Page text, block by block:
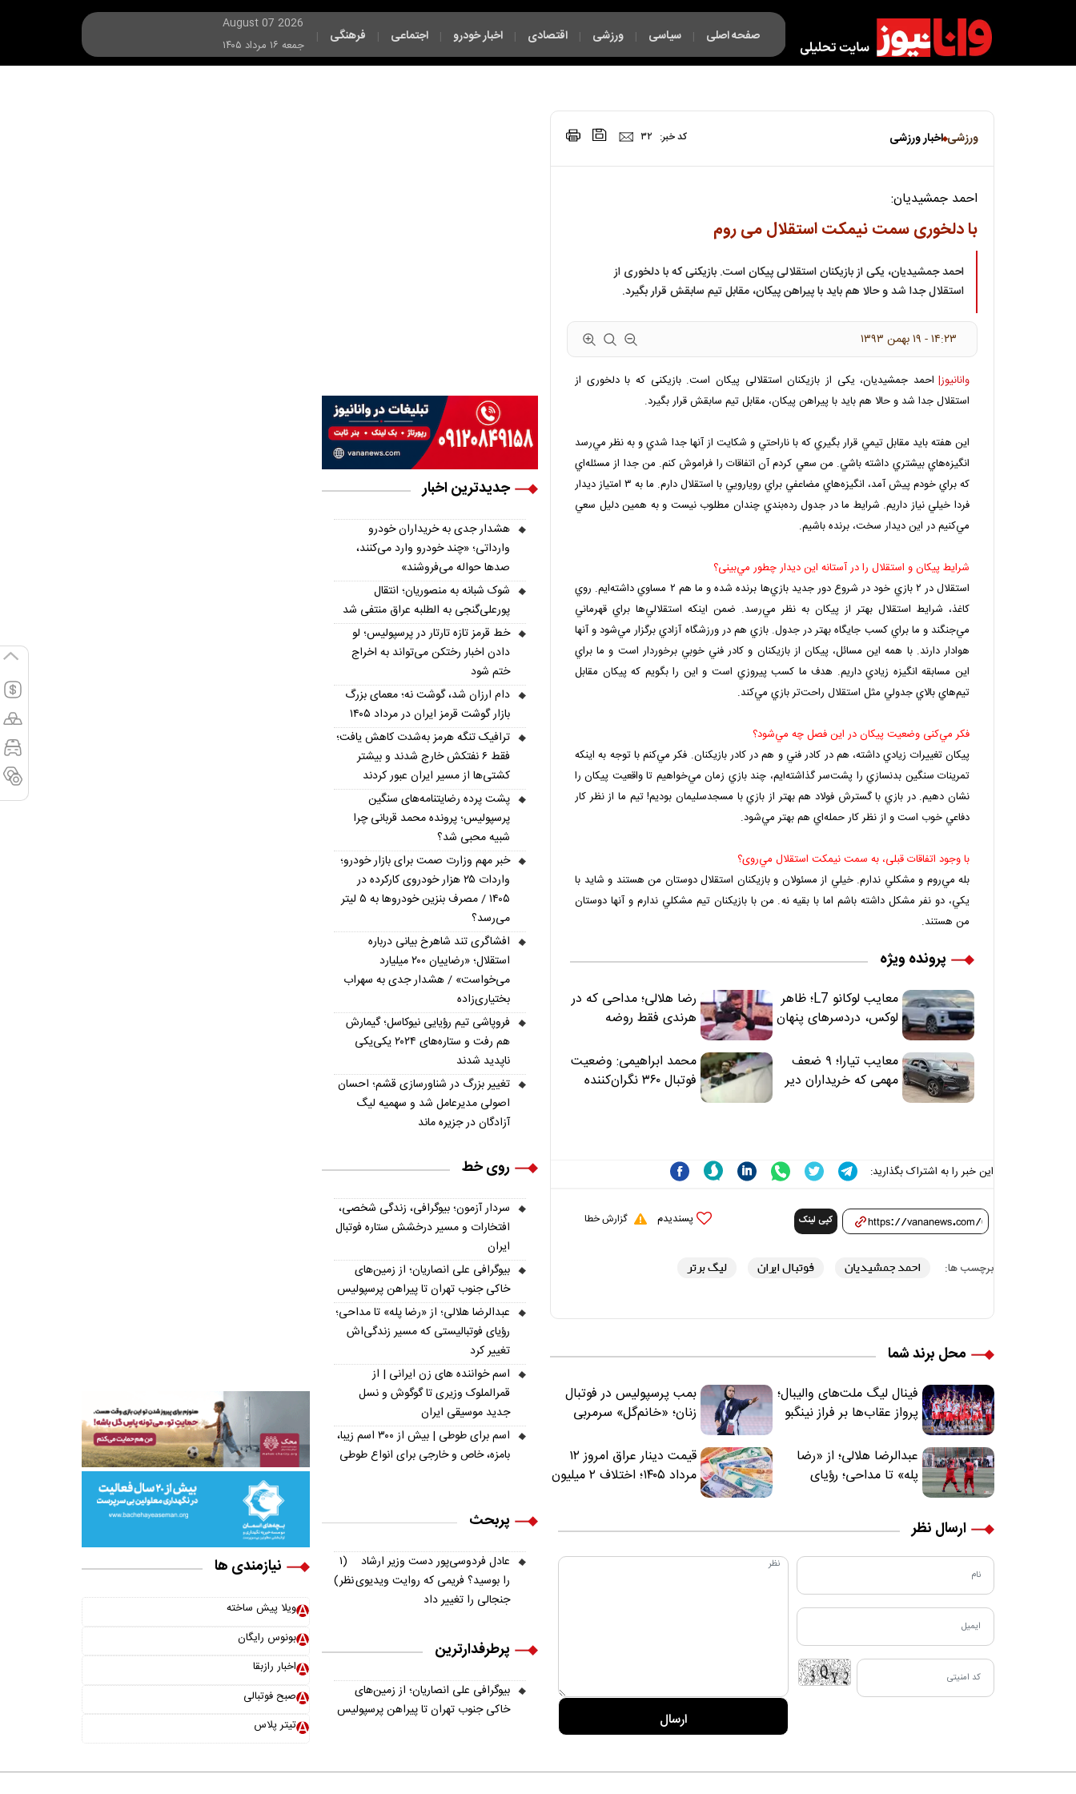
صفحه اصلی | سیاسی | ورزشی | اقتصادی | اخبار خودرو | اجتماعی | فرهنگی |
فکت لایف |
August 07 2026
جمعه ۱۶ مرداد ۱۴۰۵
ورزشی اخبار ورزشی کد خبر: ۳۲
احمد جمشیدیان:
با دلخوری سمت نیمکت استقلال می روم
احمد جمشیدیان، یکی از بازیکنان استقلالی پیکان است. بازیکنی که با دلخوری از
استقلال جدا شد و حالا هم باید با پیراهن پیکان، مقابل تیم سابقش قرار بگیرد.
۱۴:۲۳ - ۱۹ بهمن ۱۳۹۳
وانانیوز| احمد جمشیدیان، یکی از بازیکنان استقلالی پیکان است. بازیکنی که با دلخوری از
استقلال جدا شد و حالا هم باید با پیراهن پیکان، مقابل تیم سابقش قرار بگیرد.
اين هفته بايد مقابل تيمي قرار بگيري كه با ناراحتي و شكايت از آنها جدا شدي و به نظر مي‌رسد
انگيزه‌هاي بيشتري داشته باشي. من سعي كردم آن اتفاقات را فراموش كنم. من جدا از مسئله‌اي
كه براي خودم پيش آمد، انگيزه‌هاي مضاعفي براي رويارويي با استقلال دارم. ما به ۳ امتياز ديدار
فردا خيلي نياز داريم. شرايط ما در جدول رده‌بندي چندان مطلوب نيست و به همين دليل سعي
مي‌كنيم در اين ديدار سخت، برنده باشيم.
شرايط پيكان و استقلال را در آستانه اين ديدار چطور مي‌بينی؟
استقلال در ۲ بازي خود در شروع دور جديد بازي‌ها برنده شده و ما هم ۲ مساوي داشته‌ايم. روي
كاغذ، شرايط استقلال بهتر از پيكان به نظر مي‌رسد. ضمن اينكه استقلالي‌ها براي قهرماني
مي‌جنگند و ما براي كسب جايگاه بهتر در جدول. بازي هم در ورزشگاه آزادي برگزار مي‌شود و آنها
هوادار دارند. با همه اين مسائل، پيكان از بازيكنان و كادر فني خوبي برخوردار است و ما براي
اين مسابقه انگيزه‌ زيادي داريم. هدف ما كسب پيروزي است و اين را بگويم كه پيكان مقابل
تيم‌هاي بالاي جدولي مثل استقلال راحت‌تر بازي مي‌كند.
فكر مي‌كنی وضعيت پيكان در اين فصل چه مي‌شود؟
پيكان تغييرات زيادي داشته، هم در كادر فني و هم در كادر بازيكنان. فكر مي‌كنم با توجه به اينكه
تمرينات سنگين بدنسازي را پشت‌سر گذاشته‌ايم، چند بازي زمان مي‌خواهيم تا واقعيت پيكان را
نشان دهيم. در بازي با گسترش فولاد هم بهتر از بازي با مسجدسليمان بوديم! تيم ما از نظر كار
دفاعي خوب است و از نظر كار حمله‌اي هم بهتر مي‌شود.
با وجود اتفاقات قبلی،‌ به سمت نيمكت استقلال مي‌روی؟
بله مي‌‌روم و مشكلي ندارم. خيلي از مسئولان و بازيكنان استقلال دوستان من هستند و شايد با
يكي، دو نفر مشكل داشته باشم اما با بقيه نه. من با بازيكنان تيم مشكلي ندارم و آنها دوستان
من هستند.
پرونده ویژه
معایب لوکانو L7؛ ظاهر
لوکس، دردسرهای پنهان
رضا هلالی؛ مداحی که در
هرندی فقط روضه
«تکیه‌گاه آقا مرتضی
علی(ع)» را جدی‌تر
معایب تیارا؛ ۹ ضعف
مهمی که خریداران دیر
محمد ابراهیمی: وضعیت
فوتبال ۳۶۰ نگران‌کننده
این خبر را به اشتراک بگذارید:
کپی لینک پسندیدم گزارش خطا
برچسب ها: احمد جمشیدیان فوتبال ایران لیگ برتر
محل برند شما
فینال لیگ ملت‌های والیبال؛
پرواز عقاب‌ها بر فراز نینگبو
بمب پرسپولیس در فوتبال
زنان؛ «خانم‌گل» سرمربی
عبدالرضا هلالی؛ از «رضا
پله» تا مداحی؛ رؤیای
قیمت دینار عراق امروز ۱۲
مرداد ۱۴۰۵؛ اختلاف ۲ میلیون
ارسال نظر
جدیدترین اخبار
هشدار جدی به خریداران خودرو
وارداتی؛ «چند خودرو وارد می‌کنند،
صدها حواله می‌فروشند»
شوک شبانه به منصوریان؛ انتقال
پورعلی‌گنجی به الطلبه عراق منتفی شد
خط قرمز تازه تارتار در پرسپولیس؛ لو
دادن اخبار رختکن می‌تواند به اخراج
ختم شود
دام ارزان شد، گوشت نه؛ معمای بزرگ
بازار گوشت قرمز ایران در مرداد ۱۴۰۵
ترافیک تنگه هرمز به‌شدت کاهش یافت؛
فقط ۶ نفتکش خارج شدند و بیشتر
کشتی‌ها از مسیر ایران عبور کردند
پشت پرده رضایتنامه‌های سنگین
پرسپولیس؛ پرونده محمد قربانی چرا
شبیه محبی شد؟
خبر مهم وزارت صمت برای بازار خودرو؛
واردات ۲۵ هزار خودروی کارکرده در
۱۴۰۵ / مصرف بنزین خودروها به ۵ لیتر
می‌رسد؟
افشاگری تند شاهرخ بیانی درباره
استقلال؛ «رضاییان ۲۰۰ میلیارد
می‌خواست» / هشدار جدی به سهراب
بختیاری‌زاده
فروپاشی تیم رؤیایی نیوکاسل؛ گیمارش
هم رفت و ستاره‌های ۲۰۲۴ یکی‌یکی
ناپدید شدند
تغییر بزرگ در شناورسازی قشم؛ احسان
اصولی مدیرعامل شد و سهمیه لیگ
آزادگان در جزیره ماند
روی خط
سردار آزمون؛ بیوگرافی، زندگی شخصی،
افتخارات و مسیر درخشش ستاره فوتبال
ایران
بیوگرافی علی انصاریان؛ از زمین‌های
خاکی جنوب تهران تا پیراهن پرسپولیس
عبدالرضا هلالی؛ از «رضا پله» تا مداحی؛
رؤیای فوتبالیستی که مسیر زندگی‌اش
تغییر کرد
اسم خواننده های زن ایرانی | از
قمرالملوک وزیری تا گوگوش و نسل
جدید موسیقی ایران
اسم برای طوطی | بیش از ۳۰۰ اسم زیبا،
بامزه، خاص و خارجی برای انواع طوطی
پربحث
عادل فردوسی‌پور دست وزیر ارشاد
را بوسید؟ فریمی که روایت ویدیوی
جنجالی را تغییر داد
(۱
نظر)
پرطرفدارترین
بیوگرافی علی انصاریان؛ از زمین‌های
خاکی جنوب تهران تا پیراهن پرسپولیس
نیازمندی ها
ویلا پیش ساخته
بونوس رایگان
اخبار رازبقا
صبح فوتبالی
تیتر پلاس